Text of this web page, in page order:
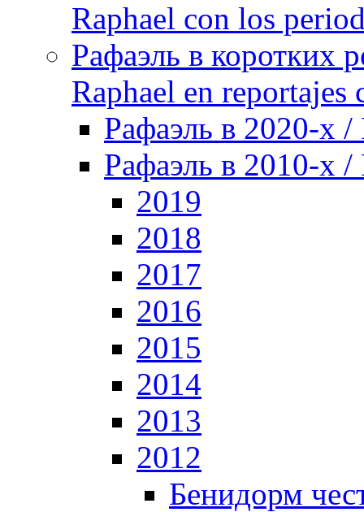
Raphael con los
Рафаэль в коротких
Raphael en reportajes
Рафаэль в 2020-х /
Рафаэль в 2010-х /
2019
2018
2017
2016
2015
2014
2013
2012
Бенидорм